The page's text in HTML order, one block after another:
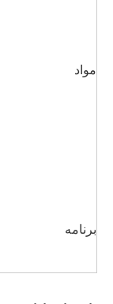
مواد
برنامه